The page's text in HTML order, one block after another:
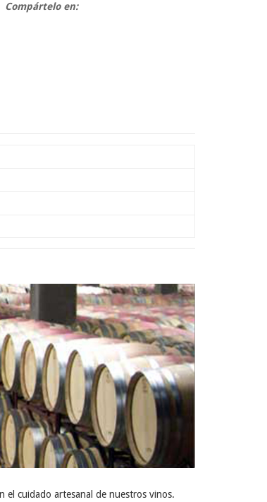
Compártelo en:
el cuidado artesanal de nuestros vinos.